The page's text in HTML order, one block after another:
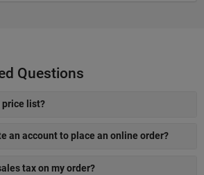
Questions
price list?
an account to place an online order?
tax on my order?